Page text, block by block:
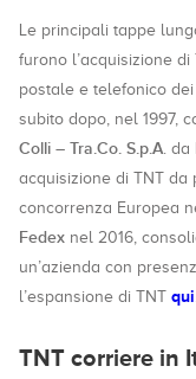
Le principali tappe
furono l’acquisizione di
postale e telefonico dei
subito dopo, nel 1997,
Colli – Tra.Co. S.p.A. da
acquisizione di TNT da
concorrenza Europea
Fedex nel 2016,
un’azienda con
l’espansione di TNT qui
TNT corriere in